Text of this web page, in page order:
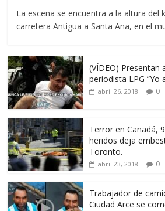
La escena se encuentra a la altura del
carretera Antigua a Santa Ana, en el
(VÍDEO) Presentan
periodista LPG ”Yo
abril 26, 2018 0
Terror en Canadá,
heridos deja
Toronto.
abril 23, 2018 0
Trabajador de
Ciudad Arce se